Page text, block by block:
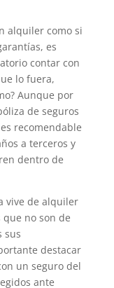
alquiler como si
es
contar con
lo fuera,
Aunque por
de seguros
recomendable
a terceros y
dentro de
vive de alquiler
no son de
sus
destacar
un seguro del
ante